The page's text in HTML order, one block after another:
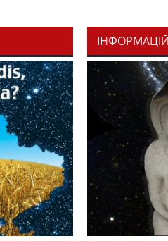
Журавель і
політстратегії й тактики